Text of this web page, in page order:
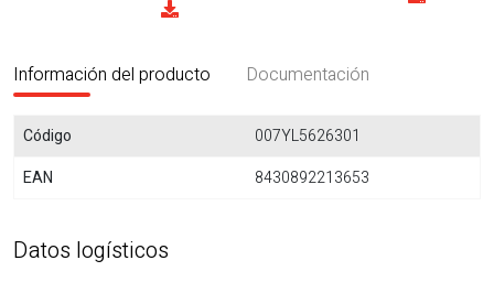
Información del producto Documentación
Código
007YL5626301
EAN
8430892213653
Datos logísticos